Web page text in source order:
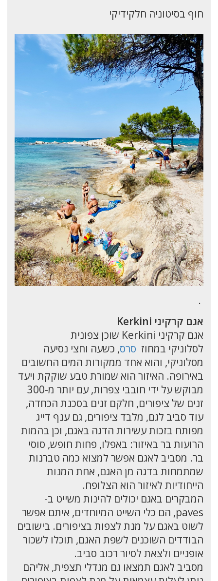
חוף בסיטוניה חלקידיקי
.
אגם קרקיני Kerkini
אגם קרקיני Kerkini שוכן צפונית
לסלוניקי במחוז סרס, כשעה וחצי נסיעה
מסלוניקי, והוא אחד ממקורות המים החשובים
באירופה. האיזור הוא שמורת טבע שוקקת ויעד
מבוקש על ידי חובבי צפרות, עם יותר מ-300
זנים של ציפורים, חלקם זנים בסכנת הכחדה,
עוד סביב לגם, מלבד ציפורים, גם ענף דייג
מפותח בזכות עשירות הדגה באגם, וכן בהמות
הרועות בר באיזור: באפלו, פחות חופש, סוסי
בר. מסביב לאגם אפשר למצוא כמה טברנות
שמתמחות בדגה מן האגם, אחת המנות
הייחודיות לאיזור הוא הצלופח.
המבקרים באגם יכולים להינות משייט ב-
paves, הם כלי השייט המיוחדים, איתם אפשר
לשוט באגם על מנת לצפות בציפורים. בישובים
הבודדים השוכנים לשפת האגם, תוכלו לשכור
אופניים ולצאת לסיור רכוב סביב.
מסביב לאגם תמצאו גם מגדלי תצפית, אליהם